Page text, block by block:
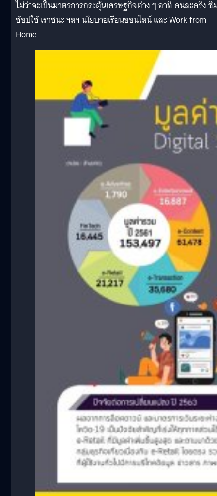
ไม่ว่าจะเป็นมาตรการกระตุ้นเศรษฐกิจต่าง ๆ อาทิ คนละครึ่ง ชิ
ช้อปใช้ เราชนะ ฯลฯ นโยบายเรียนออนไลน์ และ Work from
Home